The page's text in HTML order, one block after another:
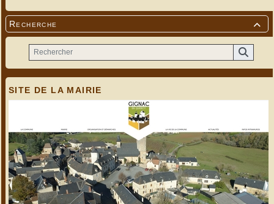

Recherche
SITE DE LA MAIRIE